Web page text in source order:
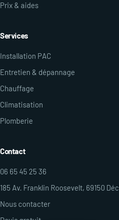
Prix & aides
Services
Installation PAC
Entretien & dépannage
Chauffage
Climatisation
Plomberie
Contact
06 65 45 25 36
185 Av. Franklin Roosevelt, 69150
Nous contacter